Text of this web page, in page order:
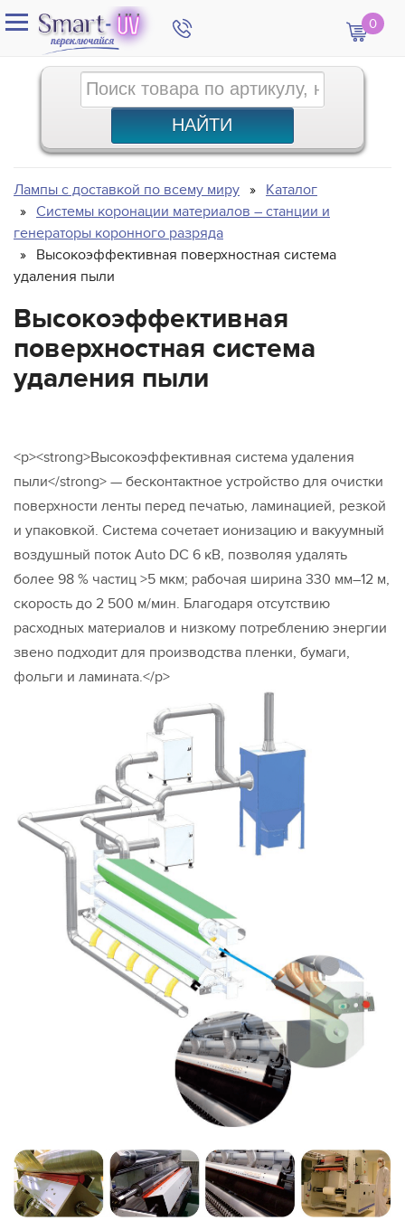
0
Лампы с доставкой по всему миру
Каталог
Системы коронации материалов – станции и
генераторы коронного разряда
Высокоэффективная поверхностная система
удаления пыли
Высокоэффективная
поверхностная система
удаления пыли
<p><strong>Высокоэффективная система удаления
пыли</strong> — бесконтактное устройство для очистки
поверхности ленты перед печатью, ламинацией, резкой
и упаковкой. Система сочетает ионизацию и вакуумный
воздушный поток Auto DC 6 кВ, позволяя удалять
более 98 % частиц >5 мкм; рабочая ширина 330 мм–12 м,
скорость до 2 500 м/мин. Благодаря отсутствию
расходных материалов и низкому потреблению энергии
звено подходит для производства пленки, бумаги,
фольги и ламината.</p>